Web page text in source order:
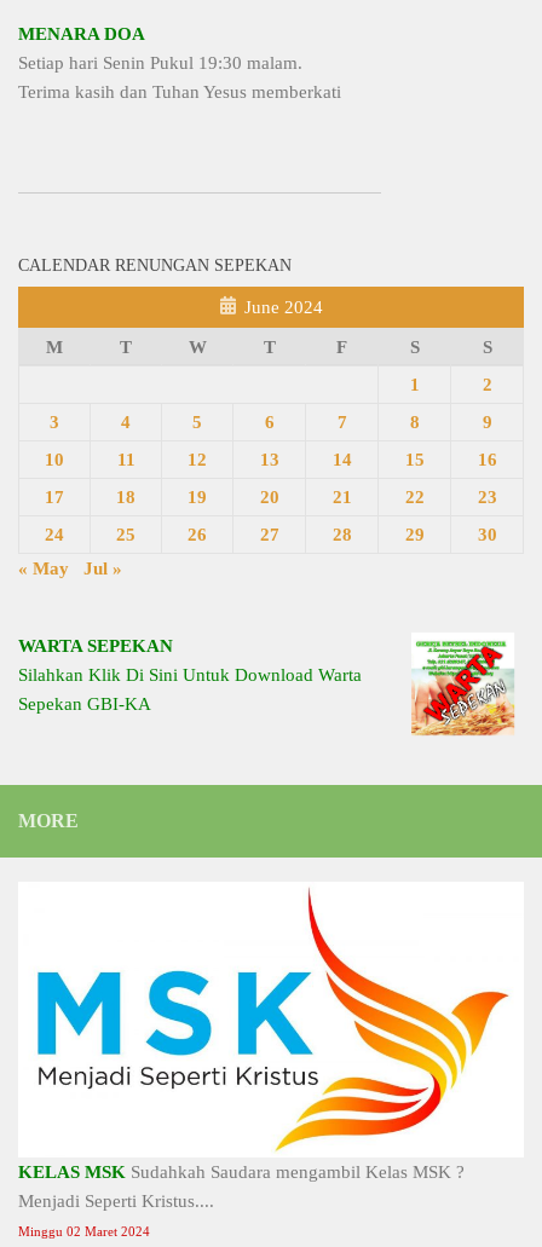
MENARA DOA
Setiap hari Senin Pukul 19:30 malam.
Terima kasih dan Tuhan Yesus memberkati
CALENDAR RENUNGAN SEPEKAN
June 2024
M T W T F S
S
1
2
3
4 5 6 7 8
9
10
11 12 13 14 15
16
17
18 19 20 21 22
23
24
25 26 27 28 29
30
« May
Jul »
WARTA SEPEKAN
Silahkan Klik Di Sini Untuk Download Warta
Sepekan GBI-KA
MORE
KELAS MSK Sudahkah Saudara mengambil Kelas MSK ?
Menjadi Seperti Kristus....
Minggu 02 Maret 2024